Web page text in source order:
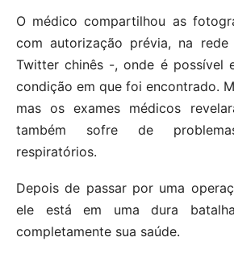
O médico compartilhou as
com autorização prévia, na
Twitter chinês -, onde é possível
condição em que foi encontrado.
mas os exames médicos
também sofre de
respiratórios.
Depois de passar por uma
ele está em uma dura
completamente sua saúde.